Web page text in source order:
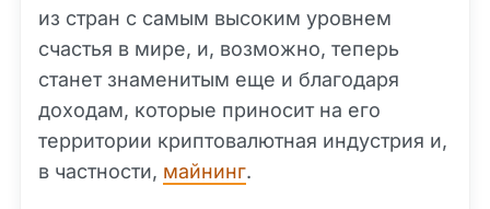
из стран с самым высоким уровнем
счастья в мире, и, возможно, теперь
станет знаменитым еще и благодаря
доходам, которые приносит на его
территории криптовалютная индустрия и,
в частности, майнинг.